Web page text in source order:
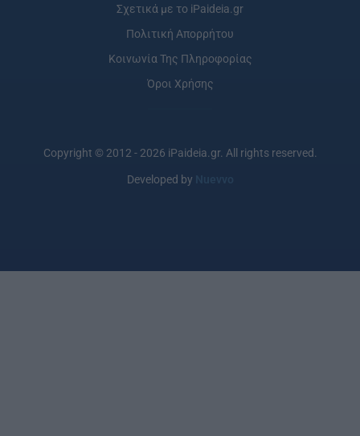
Σχετικά με το iPaideia.gr
Πολιτική Απορρήτου
Κοινωνία Της Πληροφορίας
Όροι Χρήσης
Copyright © 2012 - 2026 iPaideia.gr. All rights reserved.
Developed by